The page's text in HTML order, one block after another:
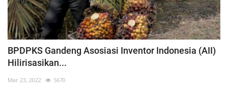
BPDPKS Gandeng Asosiasi Inventor Indonesia (AII)
Hilirisasikan...
Mar 23, 2022 5670